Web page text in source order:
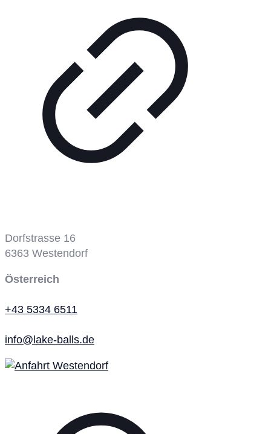
Dorfstrasse 16
6363 Westendorf
Österreich
+43 5334 6511
info@lake-balls.de